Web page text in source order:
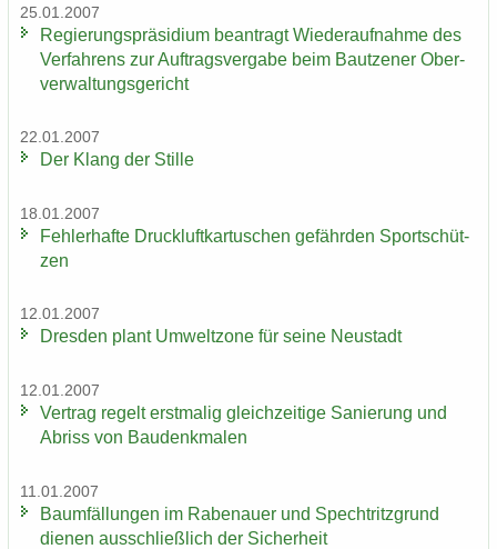
25.01.2007
Re­gie­rungs­prä­si­di­um be­an­tragt Wie­der­auf­nah­me des
Ver­fah­rens zur Auf­trags­ver­ga­be beim Baut­zener Ober­
ver­wal­tungs­ge­richt
22.01.2007
Der Klang der Stil­le
18.01.2007
Feh­ler­haf­te Druck­luft­kar­tu­schen ge­fähr­den Sport­schüt­
zen
12.01.2007
Dres­den plant Um­welt­zo­ne für seine Neu­stadt
12.01.2007
Ver­trag re­gelt erst­ma­lig gleich­zei­ti­ge Sa­nie­rung und
Ab­riss von Bau­denk­ma­len
11.01.2007
Baum­fäl­lun­gen im Ra­be­nau­er und Spech­tritz­grund
die­nen aus­schließ­lich der Si­cher­heit